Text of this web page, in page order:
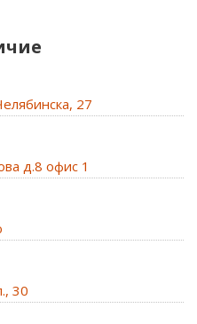
27
д.8 офис 1
30